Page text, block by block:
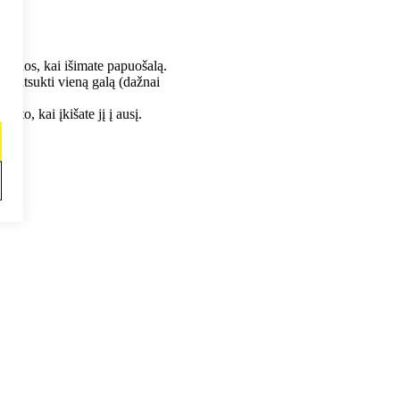
odos, kai išimate papuošalą.
atsukti vieną galą (dažnai
to, kai įkišate jį į ausį.